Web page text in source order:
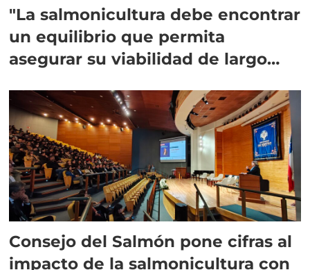
"La salmonicultura debe encontrar
un equilibrio que permita
asegurar su viabilidad de largo
Consejo del Salmón pone cifras al
impacto de la salmonicultura con